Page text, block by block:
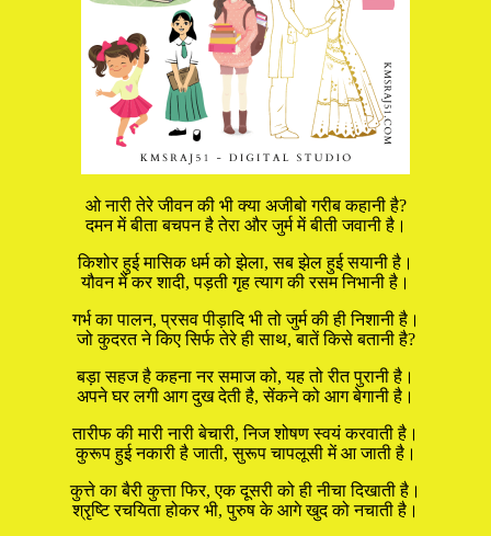
ओ नारी तेरे जीवन की भी क्या अजीबो गरीब कहानी है?
दमन में बीता बचपन है तेरा और जुर्म में बीती जवानी है।
किशोर हुई मासिक धर्म को झेला, सब झेल हुई सयानी है।
यौवन में कर शादी, पड़ती गृह त्याग की रसम निभानी है।
गर्भ का पालन, प्रसव पीड़ादि भी तो जुर्म की ही निशानी है।
जो कुदरत ने किए सिर्फ तेरे ही साथ, बातें किसे बतानी है?
बड़ा सहज है कहना नर समाज को, यह तो रीत पुरानी है।
अपने घर लगी आग दुख देती है, सेंकने को आग बेगानी है।
तारीफ की मारी नारी बेचारी, निज शोषण स्वयं करवाती है।
कुरूप हुई नकारी है जाती, सुरूप चापलूसी में आ जाती है।
कुत्ते का बैरी कुत्ता फिर, एक दूसरी को ही नीचा दिखाती है।
श्रृष्टि रचयिता होकर भी, पुरुष के आगे खुद को नचाती है।